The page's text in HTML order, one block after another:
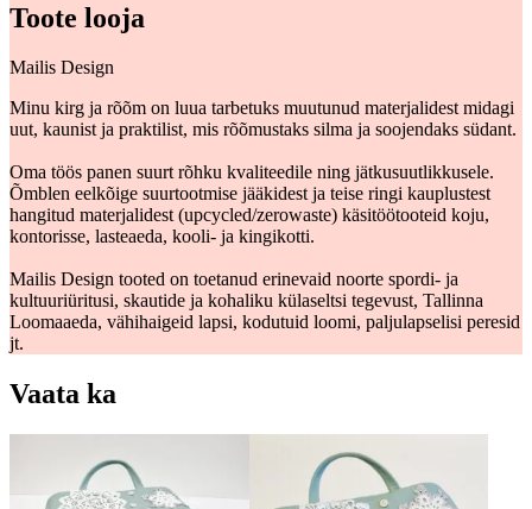
Toote looja
Mailis Design
Minu kirg ja rõõm on luua tarbetuks muutunud materjalidest midagi
uut, kaunist ja praktilist, mis rõõmustaks silma ja soojendaks südant.
Oma töös panen suurt rõhku kvaliteedile ning jätkusuutlikkusele.
Õmblen eelkõige suurtootmise jääkidest ja teise ringi kauplustest
hangitud materjalidest (upcycled/zerowaste) käsitöötooteid koju,
kontorisse, lasteaeda, kooli- ja kingikotti.
Mailis Design tooted on toetanud erinevaid noorte spordi- ja
kultuuriüritusi, skautide ja kohaliku külaseltsi tegevust, Tallinna
Loomaaeda, vähihaigeid lapsi, kodutuid loomi, paljulapselisi peresid
jt.
Vaata ka